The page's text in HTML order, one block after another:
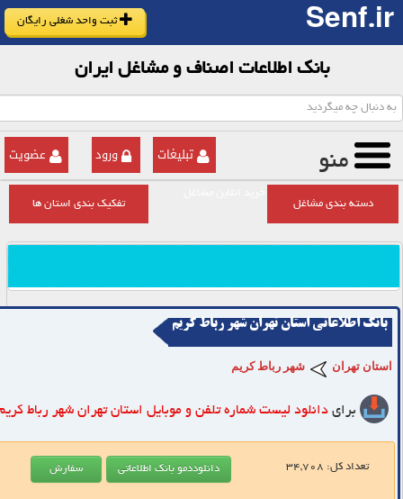
Senf.ir ثبت واحد شغلی رایگان
بانک اطلاعات اصناف و مشاغل ایران
منو عضویت ورود تبلیغات
دسته بندی مشاغل
تفکیک بندی استان ها
بانک اطلاعاتی استان تهران شهر رباط کریم
استان تهران شهر رباط کریم
برای دانلود لیست شماره تلفن و موبایل استان تهران شهر رباط
تعداد کل: 34,708